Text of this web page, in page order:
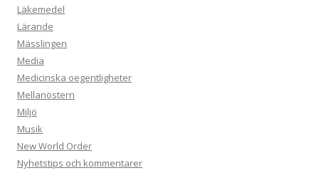
Läkemedel
Lärande
Mässlingen
Media
Medicinska oegentligheter
Mellanöstern
Miljö
Musik
New World Order
Nyhetstips och kommentarer